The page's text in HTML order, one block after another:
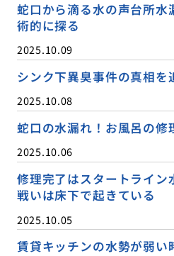
蛇口から滴る水の声台所水
術的に探る
2025.10.09
シンク下異臭事件の真相を
2025.10.08
蛇口の水漏れ！お風呂の修
2025.10.06
修理完了はスタートライン
戦いは床下で起きている
2025.10.05
賃貸キッチンの水勢が弱い